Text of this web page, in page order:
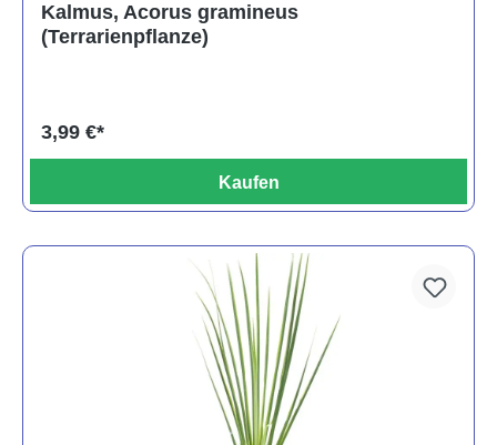
Kalmus, Acorus gramineus
(Terrarienpflanze)
3,99 €*
Kaufen